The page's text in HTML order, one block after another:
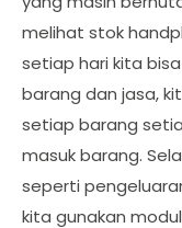
melihat stok
setiap hari kita
barang dan jasa,
setiap barang
masuk barang.
seperti
kita gunakan